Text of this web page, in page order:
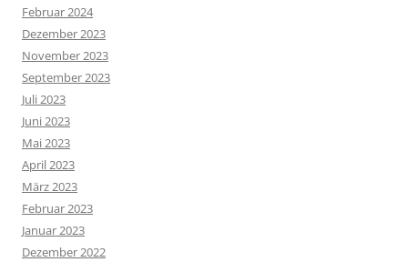
Februar 2024
Dezember 2023
November 2023
September 2023
Juli 2023
Juni 2023
Mai 2023
April 2023
März 2023
Februar 2023
Januar 2023
Dezember 2022